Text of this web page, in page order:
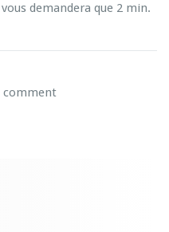
demandera que 2 min.
comment